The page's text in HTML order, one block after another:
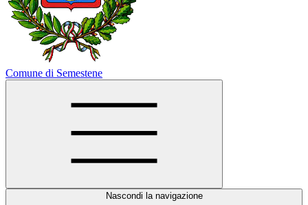
Comune di Semestene
Nascondi la navigazione